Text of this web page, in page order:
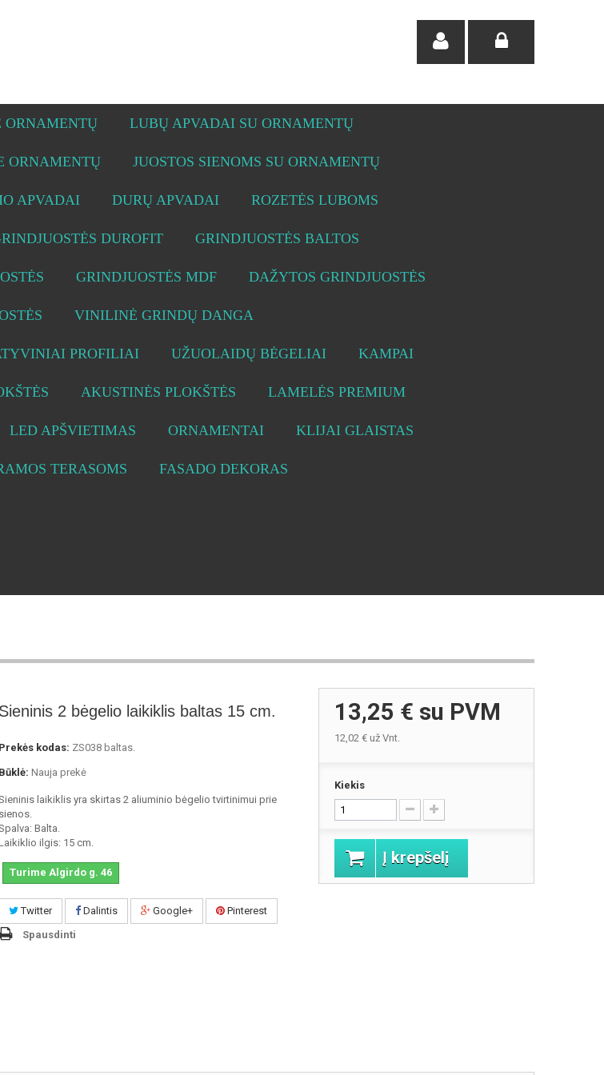
ORNAMENTŲ LUBŲ APVADAI SU ORNAMENTŲ
ORNAMENTŲ JUOSTOS SIENOMS SU ORNAMENTŲ
APVADAI DURŲ APVADAI ROZETĖS LUBOMS
DUROFIT GRINDJUOSTĖS BALTOS
GRINDJUOSTĖS MDF DAŽYTOS GRINDJUOSTĖS
VINILINĖ GRINDŲ DANGA
PROFILIAI UŽUOLAIDŲ BĖGELIAI KAMPAI
AKUSTINĖS PLOKŠTĖS LAMELĖS PREMIUM
LED APŠVIETIMAS ORNAMENTAI KLIJAI GLAISTAS
TERASOMS FASADO DEKORAS
Sieninis 2 bėgelio laikiklis baltas 15 cm.
Prekės kodas: ZS038 baltas.
Būklė: Nauja prekė
laikiklis yra skirtas 2 aliuminio bėgelio tvirtinimui prie
sienos.
Balta.
ilgis: 15 cm.
Turime Algirdo g. 46
Twitter Dalintis Google+
Pinterest
Spausdinti
13,25 € su PVM
12,02 €už Vnt.
Kiekis
Į krepšelį